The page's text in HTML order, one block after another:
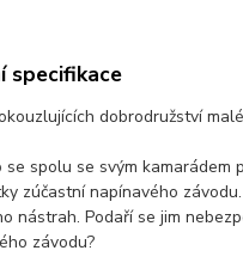
specifikace
dobrodružství
se spolu se svým kamarádem
zúčastní napínavého
nástrah. Podaří se jim
závodu?